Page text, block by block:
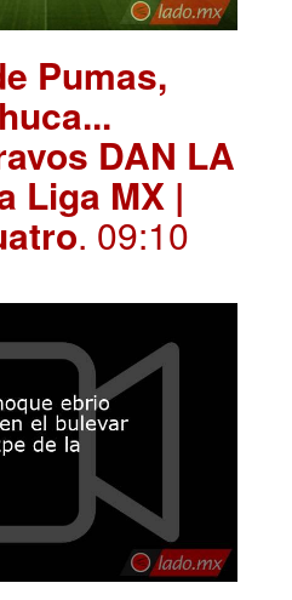
Pumas,
DAN LA
Liga MX |
. 09:10